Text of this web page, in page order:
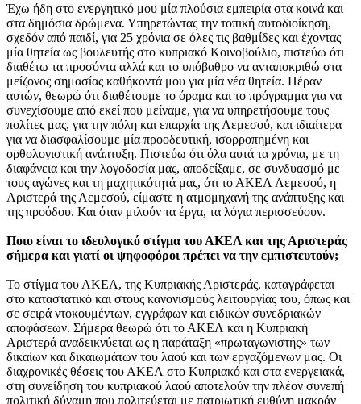
Έχω ήδη στο ενεργητικό μου μία πλούσια εμπειρία στα κοινά και
στα δημόσια δρώμενα. Υπηρετώντας την τοπική αυτοδιοίκηση,
σχεδόν από παιδί, για 25 χρόνια σε όλες τις βαθμίδες και έχοντας
μία θητεία ως βουλευτής στο κυπριακό Κοινοβούλιο, πιστεύω ότι
διαθέτω τα προσόντα αλλά και το υπόβαθρο να ανταποκριθώ στα
μείζονος σημασίας καθήκοντά μου για μία νέα θητεία. Πέραν
αυτών, θεωρώ ότι διαθέτουμε το όραμα και το πρόγραμμα για να
συνεχίσουμε από εκεί που μείναμε, για να υπηρετήσουμε τους
πολίτες μας, για την πόλη και επαρχία της Λεμεσού, και ιδιαίτερα
για να διασφαλίσουμε μία προοδευτική, ισορροπημένη και
ορθολογιστική ανάπτυξη. Πιστεύω ότι όλα αυτά τα χρόνια, με τη
διαφάνεια και την λογοδοσία μας, αποδείξαμε, σε συνδυασμό με
τους αγώνες και τη μαχητικότητά μας, ότι το ΑΚΕΛ Λεμεσού, η
Αριστερά της Λεμεσού, είμαστε η ατμομηχανή της ανάπτυξης και
της προόδου. Και όταν μιλούν τα έργα, τα λόγια περισσεύουν.
Ποιο είναι το ιδεολογικό στίγμα του ΑΚΕΛ και της Αριστεράς
σήμερα και γιατί οι ψηφοφόροι πρέπει να την εμπιστευτούν;
Το στίγμα του ΑΚΕΛ, της Κυπριακής Αριστεράς, καταγράφεται
στο καταστατικό και στους κανονισμούς λειτουργίας του, όπως και
σε σειρά ντοκουμέντων, εγγράφων και ειδικών συνεδριακών
αποφάσεων. Σήμερα θεωρώ ότι το ΑΚΕΛ και η Κυπριακή
Αριστερά αναδεικνύεται ως η παράταξη «πρωταγωνιστής» των
δικαίων και δικαιωμάτων του λαού και των εργαζόμενων μας. Οι
διαχρονικές θέσεις του ΑΚΕΛ στο Κυπριακό και στα ενεργειακά,
στη συνείδηση του κυπριακού λαού αποτελούν την πλέον συνεπή
πολιτική δύναμη που πολιτεύεται με πατριωτική ευθύνη μακράν